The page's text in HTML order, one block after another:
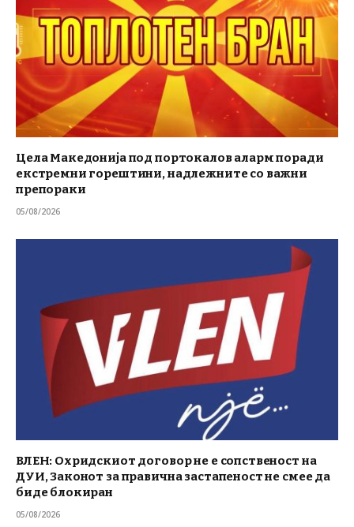
Цела Македонија под портокалов аларм поради
екстремни горештини, надлежните со важни
препораки
05/08/2026
ВЛЕН: Охридскиот договор не е сопственост на
ДУИ, Законот за правична застапеност не смее да
биде блокиран
05/08/2026